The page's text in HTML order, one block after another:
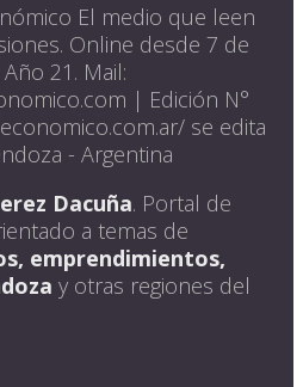
El medio que leen
Online desde 7 de
21. Mail:
| Edición N°
se edita
- Argentina
Dacuña. Portal de
a temas de
emprendimientos,
y otras regiones del